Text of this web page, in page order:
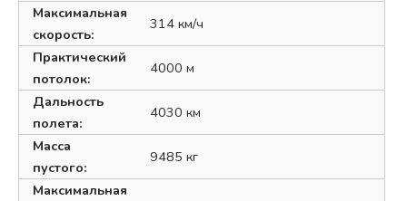
Максимальная
скорость:
314 км/ч
Практический
потолок:
4000 м
Дальность
полета:
4030 км
Масса
пустого:
9485 кг
Максимальная